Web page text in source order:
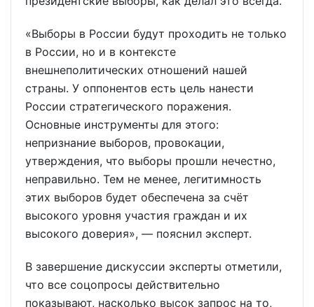
«Выборы в России будут проходить не только
в России, но и в контексте
внешнеполитических отношений нашей
страны. У оппонентов есть цель нанести
России стратегического поражения.
Основные инструменты для этого:
непризнание выборов, провокации,
утверждения, что выборы прошли нечестно,
неправильно. Тем не менее, легитимность
этих выборов будет обеспечена за счёт
высокого уровня участия граждан и их
высокого доверия», — пояснил эксперт.
В завершение дискуссии эксперты отметили,
что все соцопросы действительно
показывают, насколько высок запрос на то,